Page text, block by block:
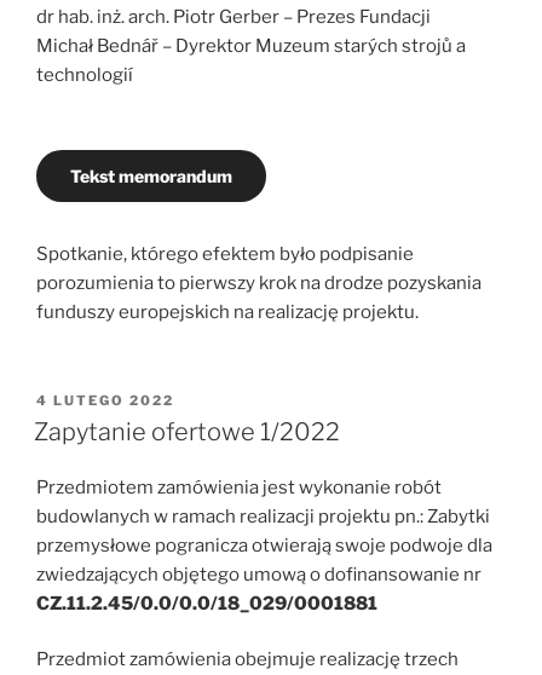
dr hab. inż. arch. Piotr Gerber – Prezes Fundacji
Michał Bednář – Dyrektor Muzeum starých strojů a
technologií
Tekst memorandum
Spotkanie, którego efektem było podpisanie
porozumienia to pierwszy krok na drodze pozyskania
funduszy europejskich na realizację projektu.
OPUBLIKOWANE
W
4 LUTEGO 2022
Zapytanie ofertowe 1/2022
Przedmiotem zamówienia jest wykonanie robót
budowlanych w ramach realizacji projektu pn.: Zabytki
przemysłowe pogranicza otwierają swoje podwoje dla
zwiedzających objętego umową o dofinansowanie nr
CZ.11.2.45/0.0/0.0/18_029/0001881
Przedmiot zamówienia obejmuje realizację trzech